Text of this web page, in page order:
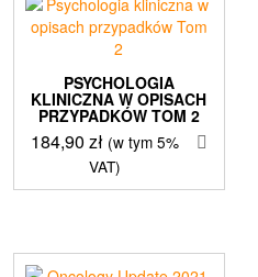
PSYCHOLOGIA
KLINICZNA W OPISACH
PRZYPADKÓW TOM 2
184,90zł (w tym 5%
VAT)